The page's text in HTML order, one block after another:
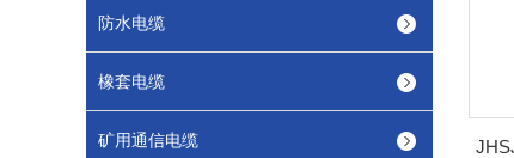
防水电缆
橡套电缆
矿用通信电缆